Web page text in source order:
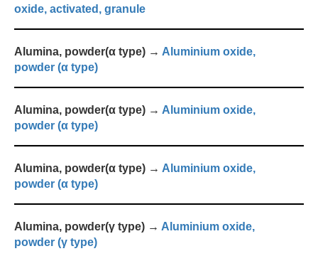
oxide, activated, granule
Alumina, powder(α type) → Aluminium oxide,
powder (α type)
Alumina, powder(α type) → Aluminium oxide,
powder (α type)
Alumina, powder(α type) → Aluminium oxide,
powder (α type)
Alumina, powder(γ type) → Aluminium oxide,
powder (γ type)